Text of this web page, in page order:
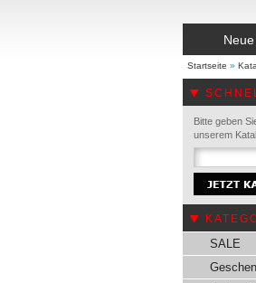
Startseite »
Bitte geben
unserem
SALE